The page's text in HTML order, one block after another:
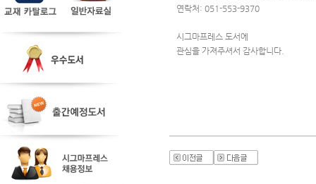
연락처: 051-553-9370
시그마프레스 도서에
관심을 가져주셔서 감사합니다.